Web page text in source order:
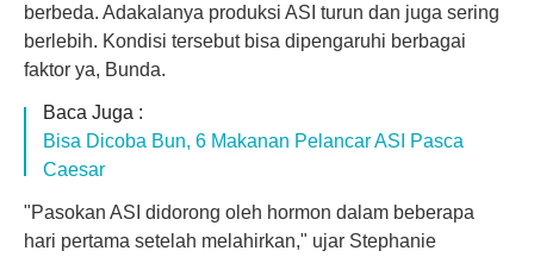
berbeda. Adakalanya produksi ASI turun dan juga sering
berlebih. Kondisi tersebut bisa dipengaruhi berbagai
faktor ya, Bunda.
Baca Juga :
Bisa Dicoba Bun, 6 Makanan Pelancar ASI Pasca
Caesar
"Pasokan ASI didorong oleh hormon dalam beberapa
hari pertama setelah melahirkan," ujar Stephanie